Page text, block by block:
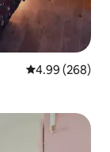
Calificación
4.99 (268)